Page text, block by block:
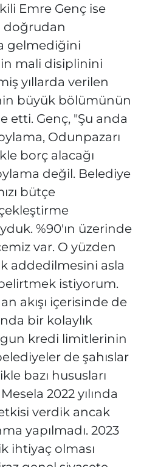
Emre Genç ise
doğrudan
gelmediğini
mali disiplinini
yıllarda verilen
büyük bölümünün
etti. Genç, "Şu anda
Odunpazarı
borç alacağı
değil. Belediye
bütçe
%90'ın üzerinde
var. O yüzden
addedilmesini asla
istiyorum.
akışı içerisinde de
bir kolaylık
kredi limitlerinin
de şahıslar
bazı hususları
2022 yılında
verdik ancak
yapılmadı. 2023
ihtiyaç olması